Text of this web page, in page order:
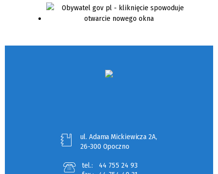
ul. Adama Mickiewicza 2A,
26-300 Opoczno
tel.:
44 755 24 93